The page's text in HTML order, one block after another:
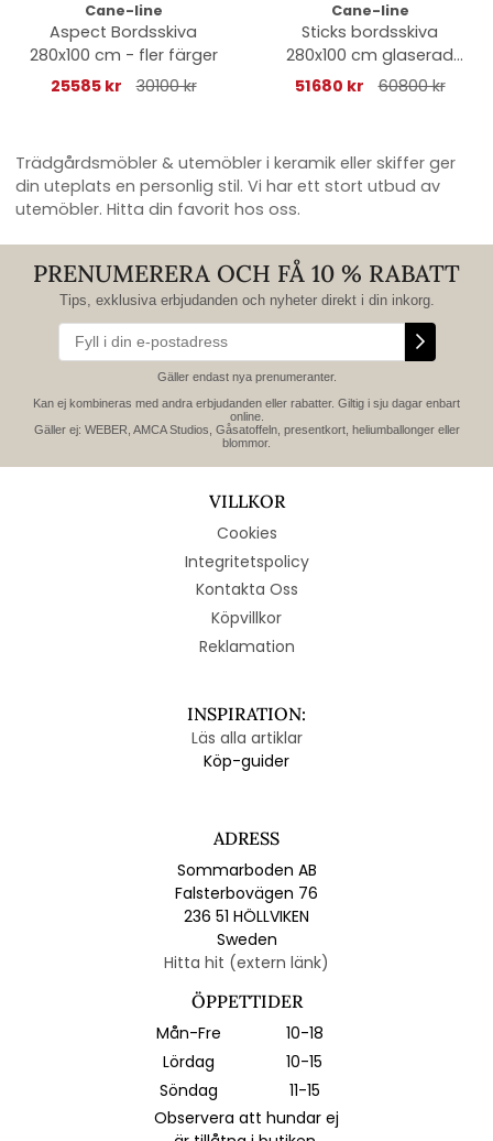
Cane-line
Aspect Bordsskiva
280x100 cm - fler färger
25585 kr
30100 kr
Cane-line
Sticks bordsskiva
280x100 cm glaserad
lavasten - fler färger
51680 kr 60800 kr
Trädgårdsmöbler & utemöbler i keramik eller skiffer ger
din uteplats en personlig stil. Vi har ett stort utbud av
utemöbler. Hitta din favorit hos oss.
PRENUMERERA OCH FÅ 10 % RABATT
Tips, exklusiva erbjudanden och nyheter direkt i din inkorg.
Gäller endast nya prenumeranter.
Kan ej kombineras med andra erbjudanden eller rabatter. Giltig i sju dagar enbart
online.
Gäller ej: WEBER, AMCA Studios, Gåsatoffeln, presentkort, heliumballonger eller
blommor.
VILLKOR
Cookies
Integritetspolicy
Kontakta Oss
Köpvillkor
Reklamation
INSPIRATION:
Läs alla artiklar
Köp-guider
ADRESS
Sommarboden AB
Falsterbovägen 76
236 51 HÖLLVIKEN
Sweden
Hitta hit (extern länk)
ÖPPETTIDER
Mån-Fre
10-18
Lördag
10-15
Söndag
11-15
Observera att hundar ej